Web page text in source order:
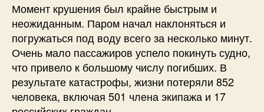
Момент крушения был крайне быстрым и
неожиданным. Паром начал наклоняться и
погружаться под воду всего за несколько минут.
Очень мало пассажиров успело покинуть судно,
что привело к большому числу погибших. В
результате катастрофы, жизни потеряли 852
человека, включая 501 члена экипажа и 17